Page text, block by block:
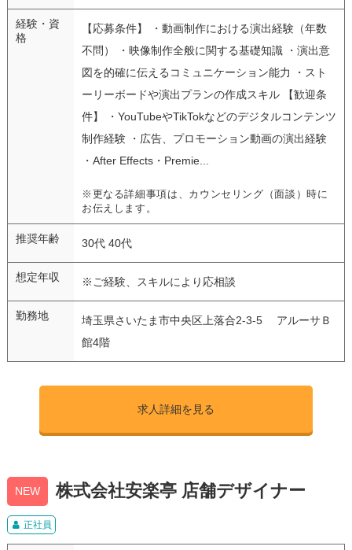
経験・資
格
【応募条件】 ・動画制作における演出経験（年数
不問） ・映像制作全般に関する基礎知識 ・演出意
図を的確に伝えるコミュニケーション能力 ・スト
ーリーボードや演出プランの作成スキル 【歓迎条
件】 ・YouTubeやTikTokなどのデジタルコンテンツ
制作経験 ・広告、プロモーション動画の演出経験
・After Effects・Premie...
※更なる詳細事項は、カウンセリング（面談）時に
お伝えします。
推奨年齢 30代 40代
想定年収 ※ご経験、スキルにより応相談
勤務地
埼玉県さいたま市中央区上落合2-3-5 アルーサＢ
館4階
求人詳細を見る
NEW 株式会社安楽亭 店舗デザイナー
正社員